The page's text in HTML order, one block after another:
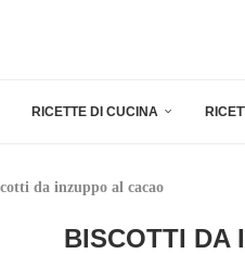
RICETTE DI CUCINA
da inzuppo al cacao
BISCOTTI DA